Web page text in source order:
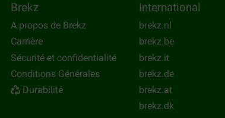
Brekz
A propos de Brekz
Carrière
Sécurité et confidentialité
Conditions Générales
Durabilité
International
brekz.nl
brekz.be
brekz.it
brekz.de
brekz.at
brekz.dk